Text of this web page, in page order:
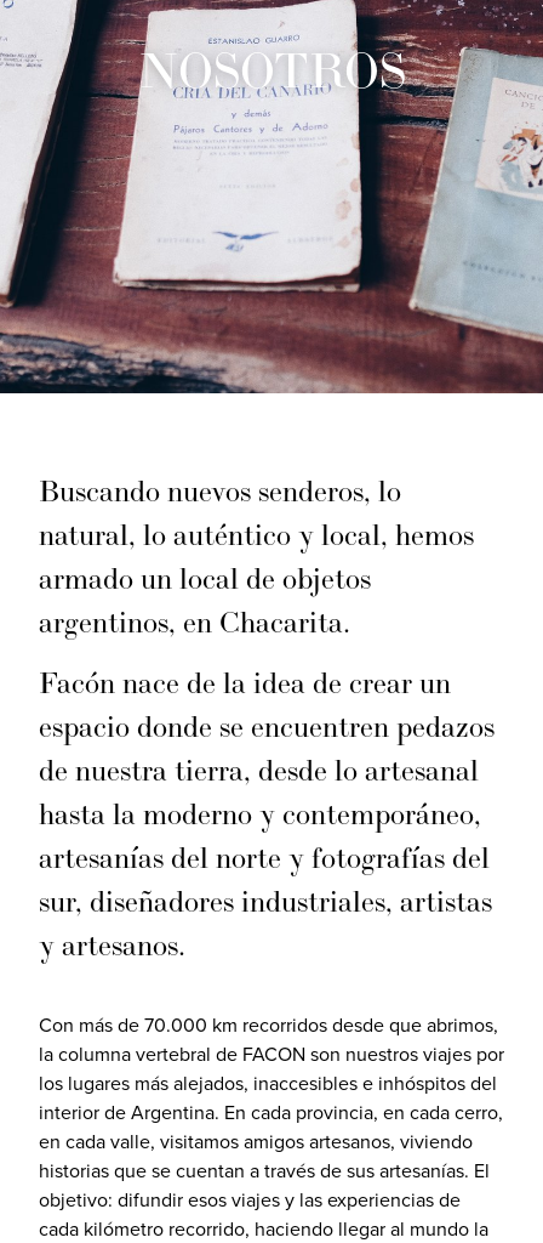
NOSOTROS
Buscando nuevos senderos, lo
natural, lo auténtico y local, hemos
armado un local de objetos
argentinos, en Chacarita.
Facón nace de la idea de crear un
espacio donde se encuentren pedazos
de nuestra tierra, desde lo artesanal
hasta la moderno y contemporáneo,
artesanías del norte y fotografías del
sur, diseñadores industriales, artistas
y artesanos.
Con más de 70.000 km recorridos desde que abrimos,
la columna vertebral de FACON son nuestros viajes por
los lugares más alejados, inaccesibles e inhóspitos del
interior de Argentina. En cada provincia, en cada cerro,
en cada valle, visitamos amigos artesanos, viviendo
historias que se cuentan a través de sus artesanías. El
objetivo: difundir esos viajes y las experiencias de
cada kilómetro recorrido, haciendo llegar al mundo la